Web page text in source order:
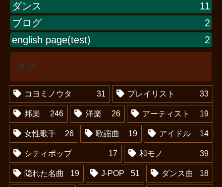
ダンス
11
ブログ
2
english page(test)
2
タグ
コヨミノウタ 31 プレイリスト 33
邦楽 246 洋楽 26 アーティスト 19
女性歌手 26 歌謡曲 19 アイドル 14
シティポップ 17 和モノ 39
隠れた名曲 19 J-POP 51 ダンス曲 18